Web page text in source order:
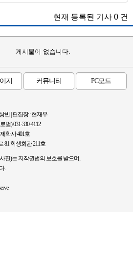
현재 등록된 기사 0 건
게시물이 없습니다.
지 커뮤니티 PC모드
빈 | 편집장 : 현재우
벌) 031-330-4112
학사 401호
81 학생회관 211호
진)는 저작권법의 보호를 받으며,
.